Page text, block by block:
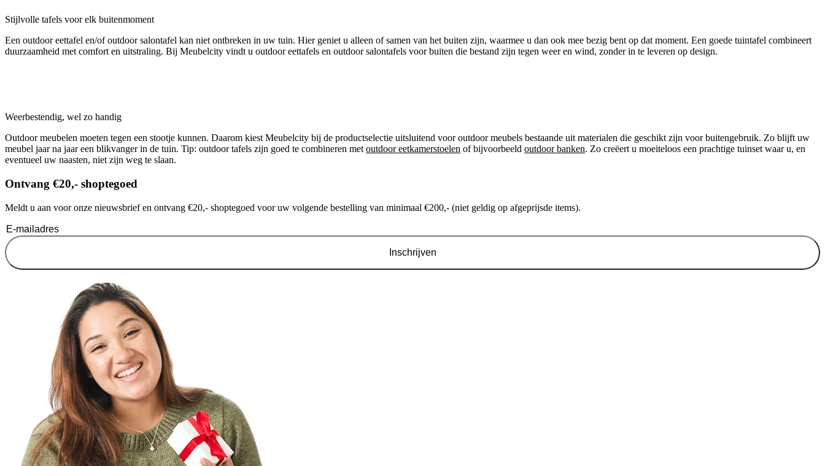
Stijlvolle tafels voor elk buitenmoment
Een outdoor eettafel en/of outdoor salontafel kan niet ontbreken in uw tuin. Hier geniet u alleen of samen van het buiten zijn, waarmee u dan ook mee bezig bent op dat moment. Een goede tuintafel combineert
duurzaamheid met comfort en uitstraling. Bij Meubelcity vindt u outdoor eettafels en outdoor salontafels voor buiten die bestand zijn tegen weer en wind, zonder in te leveren op design.
Weerbestendig, wel zo handig
Outdoor meubelen moeten tegen een stootje kunnen. Daarom kiest Meubelcity bij de productselectie uitsluitend voor outdoor meubels bestaande uit materialen die geschikt zijn voor buitengebruik. Zo blijft uw
meubel jaar na jaar een blikvanger in de tuin. Tip: outdoor tafels zijn goed te combineren met outdoor eetkamerstoelen of bijvoorbeeld outdoor banken. Zo creëert u moeiteloos een prachtige tuinset waar u, en
eventueel uw naasten, niet zijn weg te slaan.
Ontvang €20,- shoptegoed
Meldt u aan voor onze nieuwsbrief en ontvang €20,- shoptegoed voor uw volgende bestelling van minimaal €200,- (niet geldig op afgeprijsde items).
Inschrijven